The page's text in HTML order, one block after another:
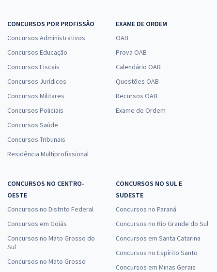
CONCURSOS POR PROFISSÃO
Concursos Administrativos
Concursos Educação
Concursos Fiscais
Concursos Jurídicos
Concursos Militares
Concursos Policiais
Concursos Saúde
Concursos Tribunais
Residência Multiprofissional
EXAME DE ORDEM
OAB
Prova OAB
Calendário OAB
Questões OAB
Recursos OAB
Exame de Ordem
CONCURSOS NO CENTRO-
OESTE
Concursos no Distrito Federal
Concursos em Goiás
Concursos no Mato Grosso do
Sul
Concursos no Mato Grosso
CONCURSOS NO SUL E
SUDESTE
Concursos no Paraná
Concursos no Rio Grande do Sul
Concursos em Santa Catarina
Concursos no Espírito Santo
Concursos em Minas Gerais